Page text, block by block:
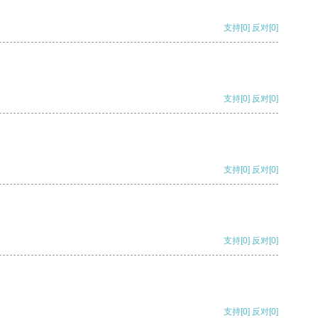
支持[0] 反对[0]
支持[0] 反对[0]
支持[0] 反对[0]
支持[0] 反对[0]
支持[0] 反对[0]